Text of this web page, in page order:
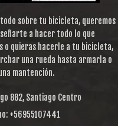
sobre tu bicicleta, queremos
a hacer todo lo que
o quieras hacerle a tu bicicleta,
una rueda hasta armarla o
mantención.
882, Santiago Centro
+56955107441